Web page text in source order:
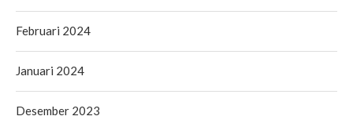
Februari 2024
Januari 2024
Desember 2023